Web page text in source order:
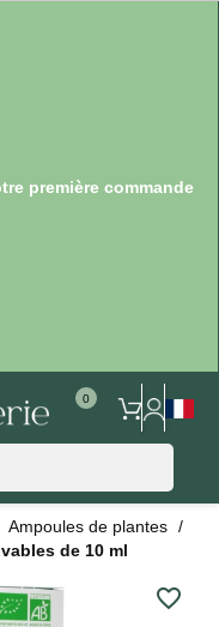
première commande
Ampoules de plantes
de 10 ml
favorite_border